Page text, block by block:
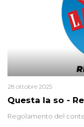
Questa la so -
28 ottobre 2025
Regolamento del